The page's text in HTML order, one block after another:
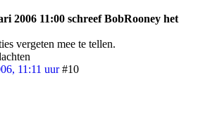
2006 11:00 schreef BobRooney het
vergeten mee te tellen.
11:11 uur #10